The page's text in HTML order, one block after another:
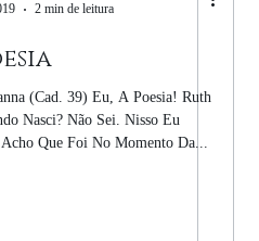
2 min de leitura
Eu, A Poesia! Ruth
Nasci? Não Sei. Nisso Eu
Acho Que Foi No Momento Da...